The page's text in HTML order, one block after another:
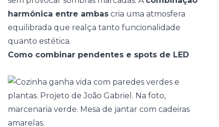
harmônica entre ambas cria uma atmosfera
equilibrada que realça tanto funcionalidade
quanto estética.
Como combinar pendentes e spots de LED